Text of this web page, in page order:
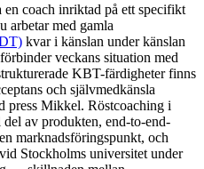
coach inriktad på ett specifikt
arbetar med gamla
kvar i känslan under känslan
veckans situation med
KBT-färdigheter finns
och självmedkänsla
press Mikkel. Röstcoaching i
del av produkten, end-to-end-
marknadsföringspunkt, och
Stockholms universitet under